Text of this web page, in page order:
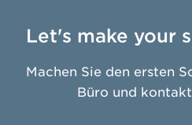
Let's make your
Machen Sie den ersten
Büro und